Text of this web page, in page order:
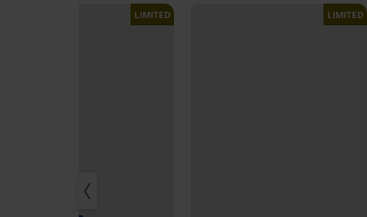
LIMITED LIMITED